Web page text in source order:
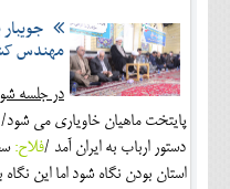
مهندس
در جلسه
پایتخت ماهیان خاویاری می شود/
دستور ارباب به ایران آمد /فلاح:
استان بودن نگاه شود اما این